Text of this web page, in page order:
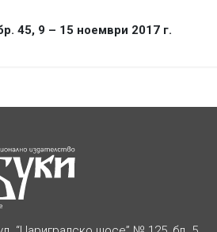
45, 9 – 15 ноември 2017 г.